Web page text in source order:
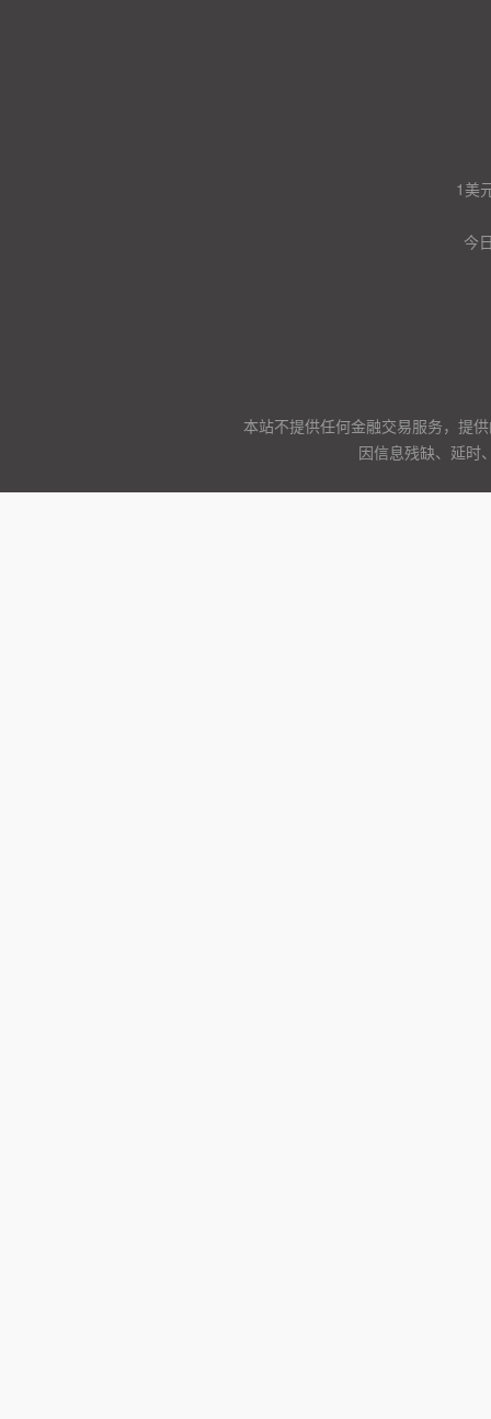
1美
今
本站不提供任何金融交易服务，提
因信息残缺、延时